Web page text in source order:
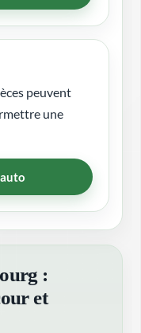
peuvent
une
:
et